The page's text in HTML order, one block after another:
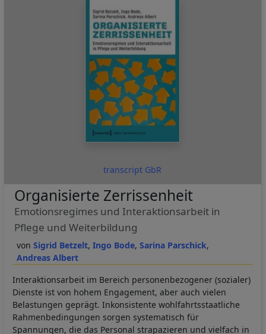
transcript GbR
Sigrid Betzelt Ingo Bode Sarina Parschick
Andreas Albert
Organisierte Zerrissenheit
Emotionsregimes und Interaktionsarbeit in
Pflege und Weiterbildung
Interaktionsarbeit im Bereich personenbezogener (sozialer)
Dienste ist von hohem Engagement, aber auch vielen
Belastungen geprägt. Inkonsistente wohlfahrtsstaatliche
Rahmenbedingungen sorgen systematisch für
Spannungen, die das Personal strapazieren und vielfach in